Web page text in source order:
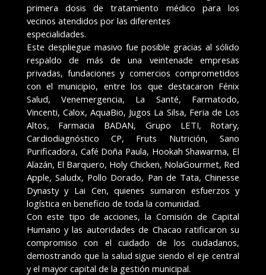
primera dosis de tratamiento médico para los
vecinos atendidos por las diferentes
especialidades.
Este despliegue masivo fue posible gracias al sólido
respaldo de más de una veintenade empresas
privadas, fundaciones y comercios comprometidos
con el municipio, entre los que destacaron Fénix
Salud, Venemergencia, La Santé, Farmatodo,
Vincenti, Calox, AquaBio, Jugos La Silsa, Feria de Los
Altos, Farmacia BADAN, Grupo LETI, Rotary,
Cardiodiagnóstico CP, Fruts Nutrición, Sano
Purificadora, Café Doña Paula, Hookah Shawarma, El
Alazán, El Barquero, Holy Chicken, NolaGourmet, Red
Apple, Saludx, Pollo Dorado, Pan de Tata, Chinesse
Dynasty y Lai Cen, quienes sumaron esfuerzos y
logística en beneficio de toda la comunidad.
Con este tipo de acciones, la Comisión de Capital
Humano y las autoridades de Chacao ratificaron su
compromiso con el cuidado de los ciudadanos,
demostrando que la salud sigue siendo el eje central
y el mayor capital de la gestión municipal.